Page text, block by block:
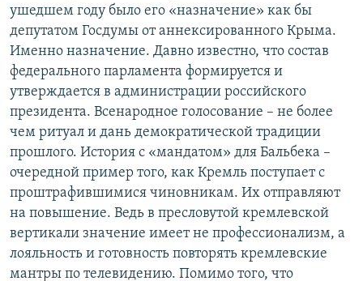
ушедшем году было его «назначение» как бы
депутатом Госдумы от аннексированного Крыма.
Именно назначение. Давно известно, что состав
федерального парламента формируется и
утверждается в администрации российского
президента. Всенародное голосование – не более
чем ритуал и дань демократической традиции
прошлого. История с «мандатом» для Бальбека –
очередной пример того, как Кремль поступает с
проштрафившимися чиновникам. Их отправляют
на повышение. Ведь в пресловутой кремлевской
вертикали значение имеет не профессионализм, а
лояльность и готовность повторять кремлевские
мантры по телевидению. Помимо того, что